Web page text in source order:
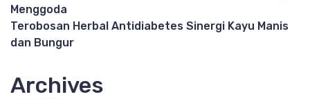
Menggoda
Terobosan Herbal Antidiabetes Sinergi Kayu Manis
dan Bungur
Archives